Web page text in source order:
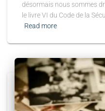
désormais nous sommes
le livre VI du Code de la
Read more